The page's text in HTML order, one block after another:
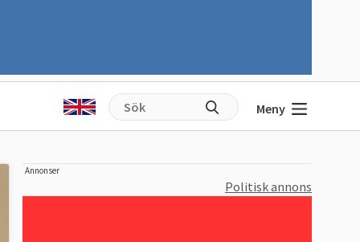
Meny
Annonser
Politisk annons